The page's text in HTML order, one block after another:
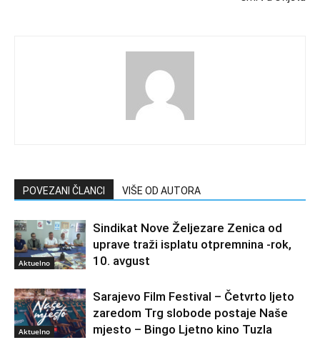
POVEZANI ČLANCI VIŠE OD AUTORA
Aktuelno
Sindikat Nove Željezare Zenica od
uprave traži isplatu otpremnina -rok,
10. avgust
Aktuelno
Sarajevo Film Festival – Četvrto ljeto
zaredom Trg slobode postaje Naše
mjesto – Bingo Ljetno kino Tuzla